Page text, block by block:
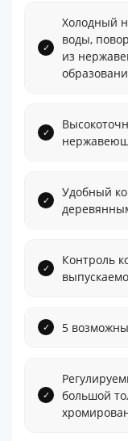
Холодный
воды,
из
Удобный
Контроль
5
большой